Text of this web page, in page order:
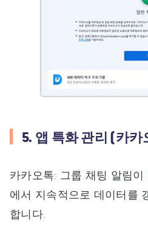
5. 앱 특화 관리 (카
카카오톡: 그룹 채팅 알림
에서 지속적으로 데이터를
합니다.